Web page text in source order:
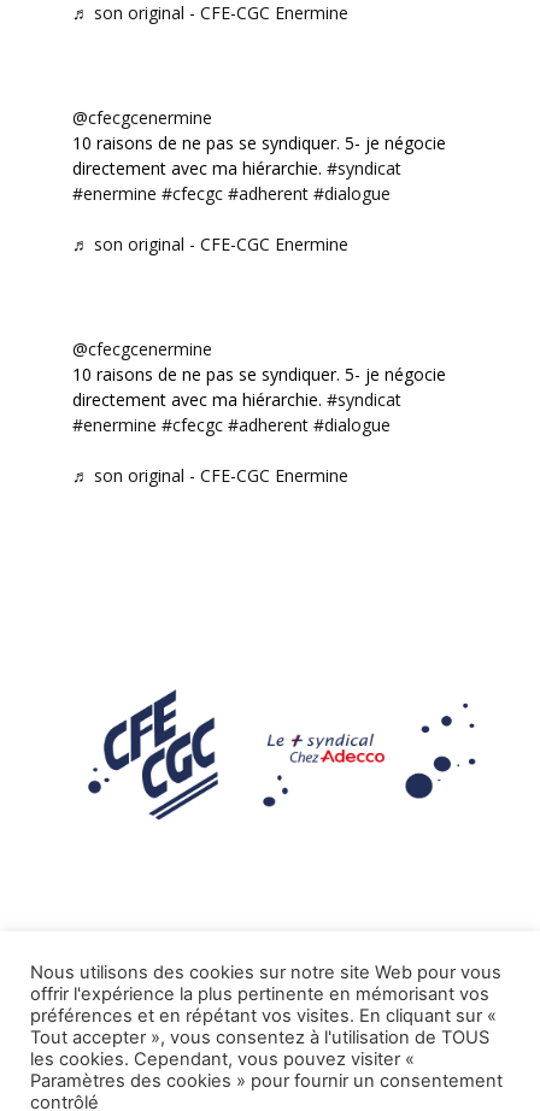
♬ son original - CFE-CGC Enermine
@cfecgcenermine
10 raisons de ne pas se syndiquer. 5- je négocie
directement avec ma hiérarchie. #syndicat
#enermine #cfecgc #adherent #dialogue
♬ son original - CFE-CGC Enermine
@cfecgcenermine
10 raisons de ne pas se syndiquer. 5- je négocie
directement avec ma hiérarchie. #syndicat
#enermine #cfecgc #adherent #dialogue
♬ son original - CFE-CGC Enermine
Mentions légales
Tous droits réservés CFE-CGC ADECCO.
Nous utilisons des cookies sur notre site Web pour vous
offrir l'expérience la plus pertinente en mémorisant vos
préférences et en répétant vos visites. En cliquant sur «
Tout accepter », vous consentez à l'utilisation de TOUS
les cookies. Cependant, vous pouvez visiter «
Paramètres des cookies » pour fournir un consentement
contrôlé